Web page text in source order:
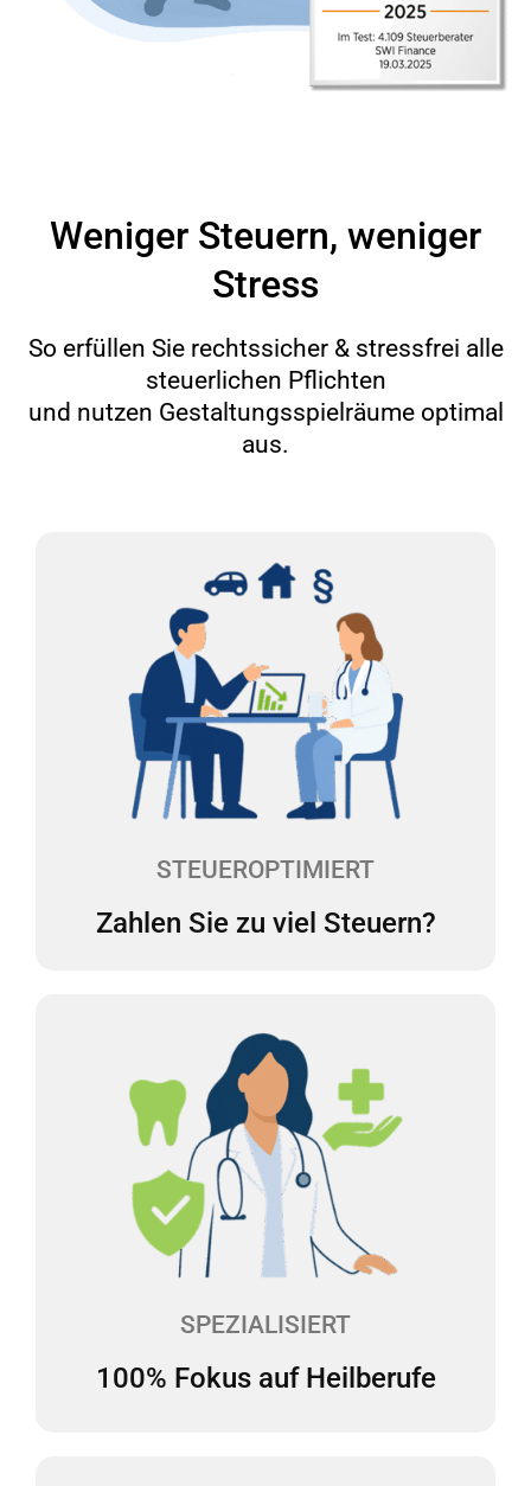
Weniger Steuern, weniger
Stress
So erfüllen Sie rechtssicher & stressfrei alle
steuerlichen Pflichten
und nutzen Gestaltungsspielräume optimal
aus.
STEUEROPTIMIERT
Zahlen Sie zu viel Steuern?
Zahlen Sie zu viel Steuern?
Die Rechtsformwahl, der Pkw, Investitionen - es gibt
viele Stellschrauben, die sich auf Ihre
Steuerbelastung auswirken. Unsere Experten
werfen mindestens einmal im Jahr einen Blick auf
SPEZIALISIERT
100% Fokus auf Heilberufe
100% Fokus auf Heilberufe
Wir haben uns auf die Beratung des
Gesundheitswesens spezialisiert und verfügen über
langjährige Erfahrung in diesem Bereich. Wir
kennen daher die steuerlichen Besonderheiten bei